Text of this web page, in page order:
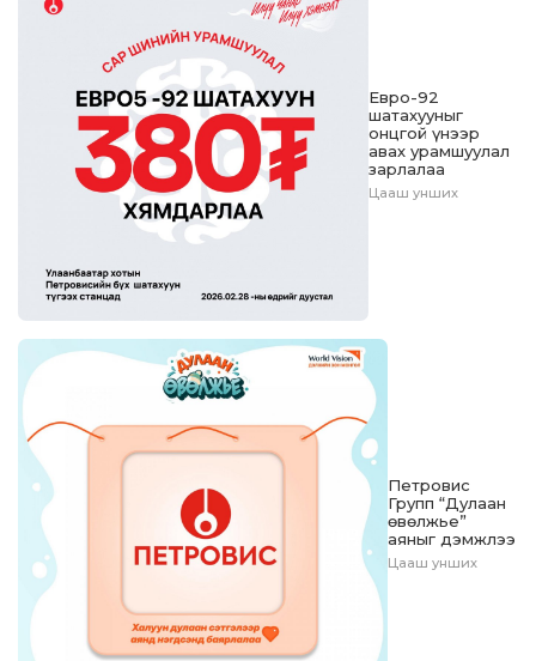
Евро-92
шатахууныг
онцгой үнээр
авах урамшуулал
зарлалаа
Цааш унших
Петровис
Групп “Дулаан
өвөлжье”
аяныг дэмжлээ
Цааш унших